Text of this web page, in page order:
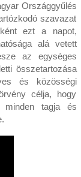
Országgyűlés
szavazat
ezt a napot,
alá vetett
az egységes
összetartozása
és közösségi
célja, hogy
minden tagja és